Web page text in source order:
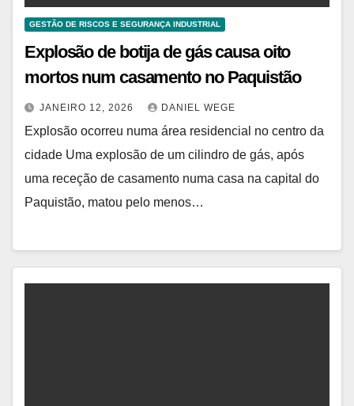
GESTÃO DE RISCOS E SEGURANÇA INDUSTRIAL
Explosão de botija de gás causa oito
mortos num casamento no Paquistão
JANEIRO 12, 2026 DANIEL WEGE
Explosão ocorreu numa área residencial no centro da
cidade Uma explosão de um cilindro de gás, após
uma receção de casamento numa casa na capital do
Paquistão, matou pelo menos…